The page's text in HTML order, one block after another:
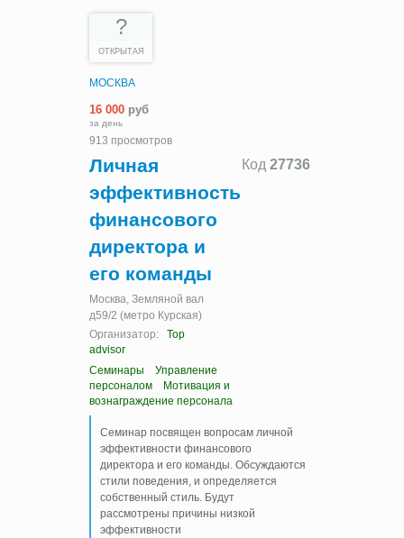
?
ОТКРЫТАЯ
МОСКВА
16 000 руб
за день
913 просмотров
Код 27736
Личная
эффективность
финансового
директора и
его команды
Москва, Земляной вал
д59/2 (метро Курская)
Организатор:
Top
advisor
Семинары
Управление
персоналом
Мотивация и
вознаграждение персонала
Семинар посвящен вопросам личной
эффективности финансового
директора и его команды. Обсуждаются
стили поведения, и определяется
собственный стиль. Будут
рассмотрены причины низкой
эффективности